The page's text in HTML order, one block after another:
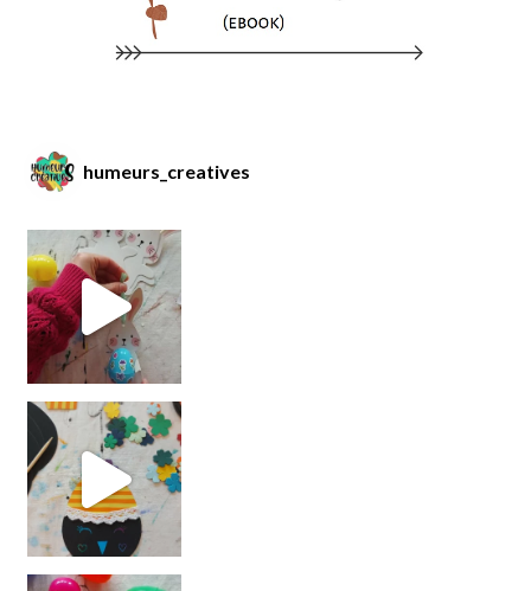
humeurs_creatives